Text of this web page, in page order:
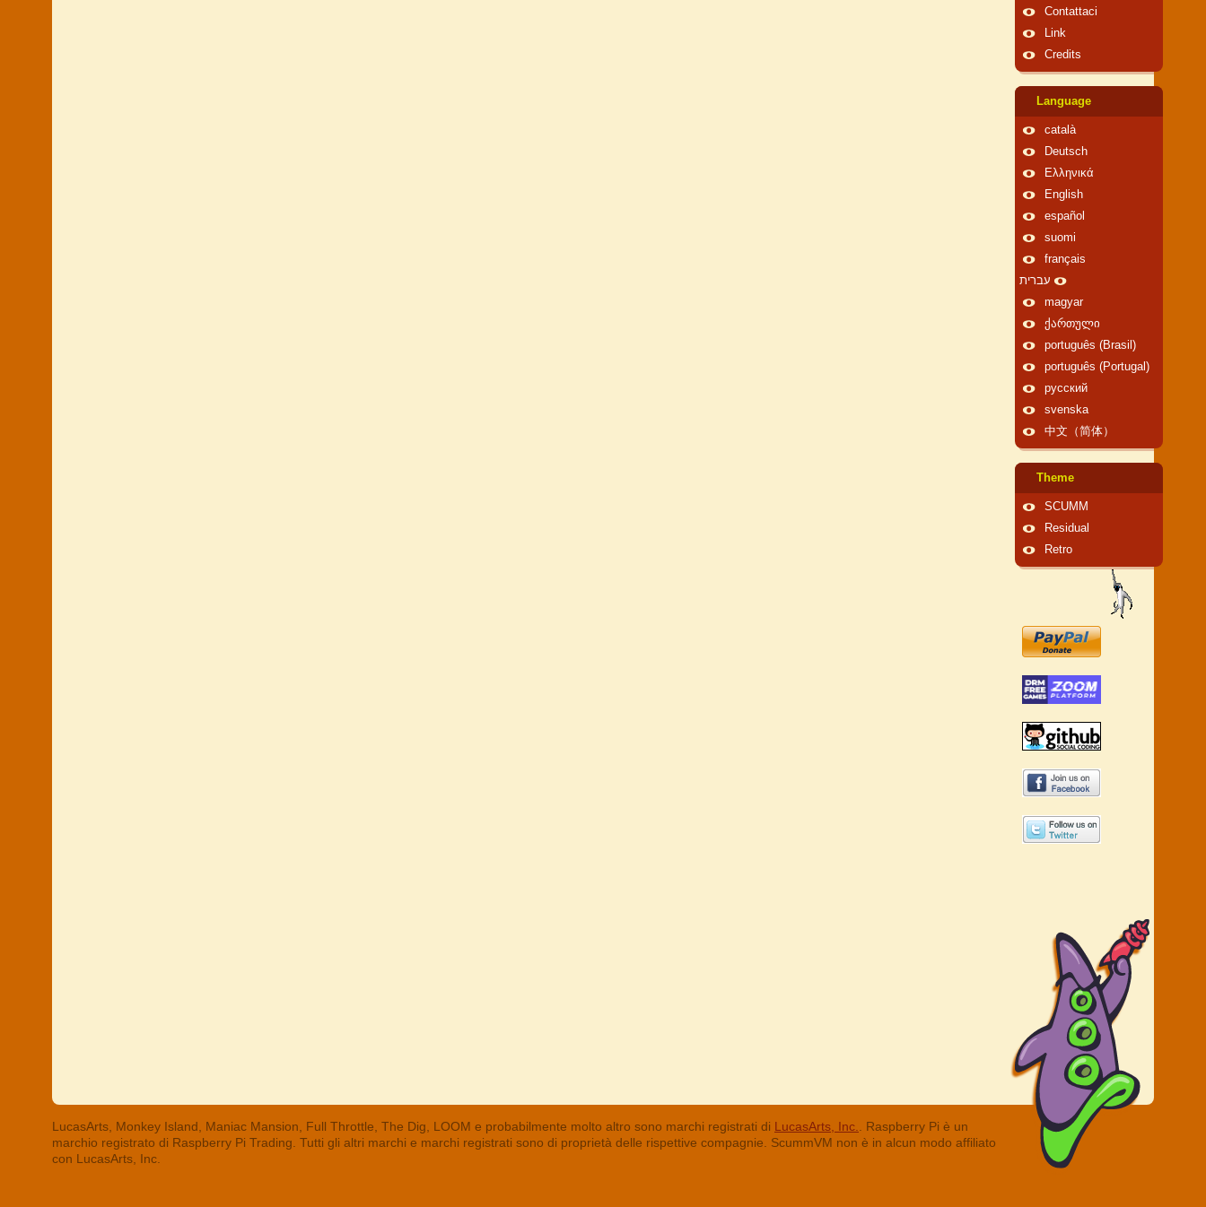
Contattaci
Link
Credits
Language
català
Deutsch
Ελληνικά
English
español
suomi
français
עברית
magyar
ქართული
português (Brasil)
português (Portugal)
русский
svenska
中文（简体）
Theme
SCUMM
Residual
Retro
LucasArts, Monkey Island, Maniac Mansion, Full Throttle, The Dig, LOOM e probabilmente molto altro sono marchi registrati di LucasArts, Inc.
. Raspberry Pi è un
marchio registrato di Raspberry Pi Trading. Tutti gli altri marchi e marchi registrati sono di proprietà delle rispettive compagnie. ScummVM non è in alcun modo affiliato
con LucasArts, Inc.